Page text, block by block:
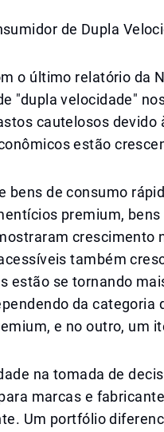
de Dupla
o último relatório da
"dupla velocidade"
cautelosos devido
estão
bens de consumo
premium,
crescimento
também
estão se tornando
da categoria
e no outro, um
na tomada de
marcas e
Um portfólio